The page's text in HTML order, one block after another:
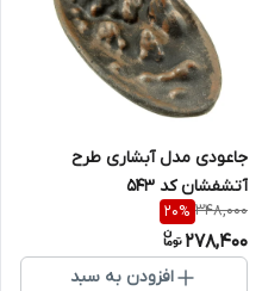
جاعودی مدل آبشاری طرح
آتشفشان کد 543
348,000
20%
278,400
افزودن به سبد